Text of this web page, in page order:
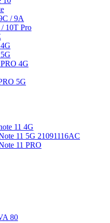
/ 9A
10T Pro
4G
5G
11 4G
11 5G 21091116AC
11 PRO
80